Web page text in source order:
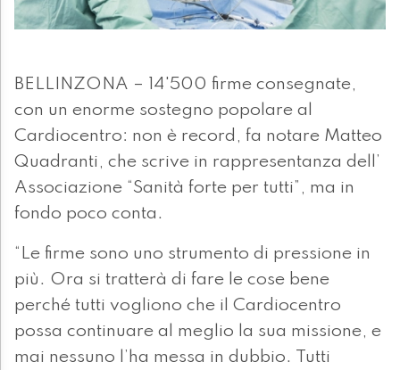
BELLINZONA – 14'500 firme consegnate,
con un enorme sostegno popolare al
Cardiocentro: non è record, fa notare Matteo
Quadranti, che scrive in rappresentanza dell’
Associazione “Sanità forte per tutti”, ma in
fondo poco conta.
“Le firme sono uno strumento di pressione in
più. Ora si tratterà di fare le cose bene
perché tutti vogliono che il Cardiocentro
possa continuare al meglio la sua missione, e
mai nessuno l’ha messa in dubbio. Tutti